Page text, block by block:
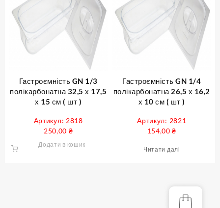
Гастроємність GN 1/3
полікарбонатна 32,5 х 17,5
х 15 см ( шт )
Артикул: 2818
250,00 ₴
Додати в кошик
Гастроємність GN 1/4
полікарбонатна 26,5 х 16,2
х 10 см ( шт )
Артикул: 2821
154,00₴
Читати далі